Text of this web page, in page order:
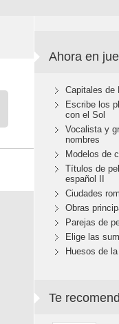
Ahora en
Capitales de
Escribe los
con el Sol
Vocalista y
nombres
Modelos de
Títulos de
español II
Ciudades
Obras
Parejas de
Elige las
Huesos de
Te